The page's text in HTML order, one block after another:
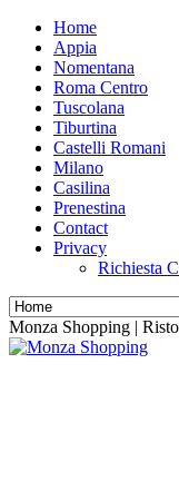
Home
Appia
Nomentana
Roma Centro
Tuscolana
Tiburtina
Castelli Romani
Milano
Casilina
Prenestina
Contact
Privacy
Richiesta
Monza Shopping |